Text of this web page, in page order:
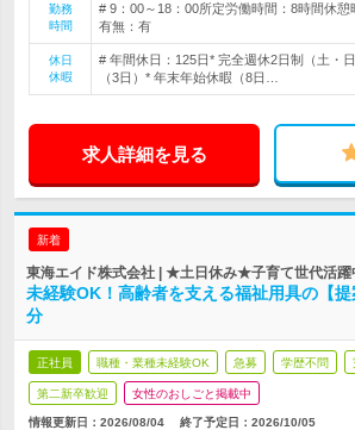
勤務
時間
# 9：00～18：00所定労働時間：8時間休
有無：有
休日
休暇
# 年間休日：125日* 完全週休2日制（土・
（3日）* 年末年始休暇（8日…
求人詳細を見る
新着
東海エイド株式会社 | ★土日休み★子育て世代活
未経験OK！高齢者を支える福祉用具の【
分
正社員 職種・業種未経験OK 急募 学歴不問
第二新卒歓迎 女性のおしごと掲載中
情報更新日：2026/08/04 終了予定日： 2026/10/05